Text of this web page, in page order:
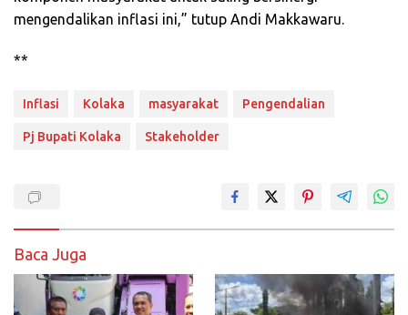
mengendalikan inflasi ini,” tutup Andi Makkawaru.
**
Inflasi Kolaka masyarakat Pengendalian
Pj Bupati Kolaka Stakeholder
Baca Juga